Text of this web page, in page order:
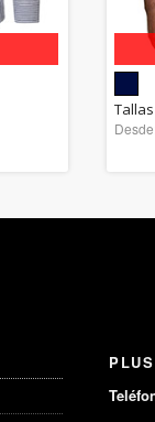
Tallas
PLUS